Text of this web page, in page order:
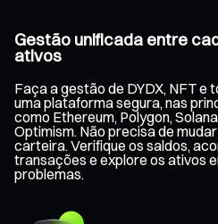
Gestão unificada entre
ativos
Faça a gestão de DYDX, NFT e
uma plataforma segura, nas
como Ethereum, Polygon,
Optimism. Não precisa de
carteira. Verifique os saldos,
transações e explore os ativos
problemas.